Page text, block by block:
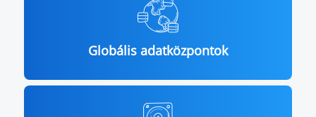
Globális adatközpontok